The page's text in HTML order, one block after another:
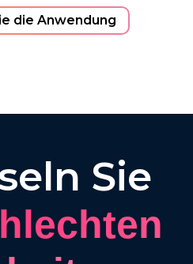
die Anwendung
Sie